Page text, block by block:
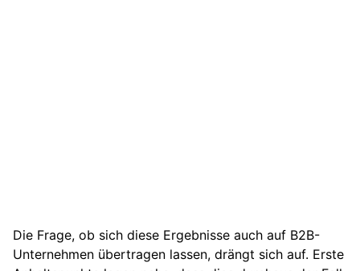
Die Frage, ob sich diese Ergebnisse auch auf B2B-
Unternehmen übertragen lassen, drängt sich auf. Erste